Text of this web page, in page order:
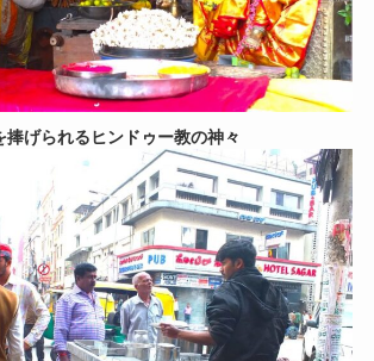
捧げられるヒンドゥー教の神々